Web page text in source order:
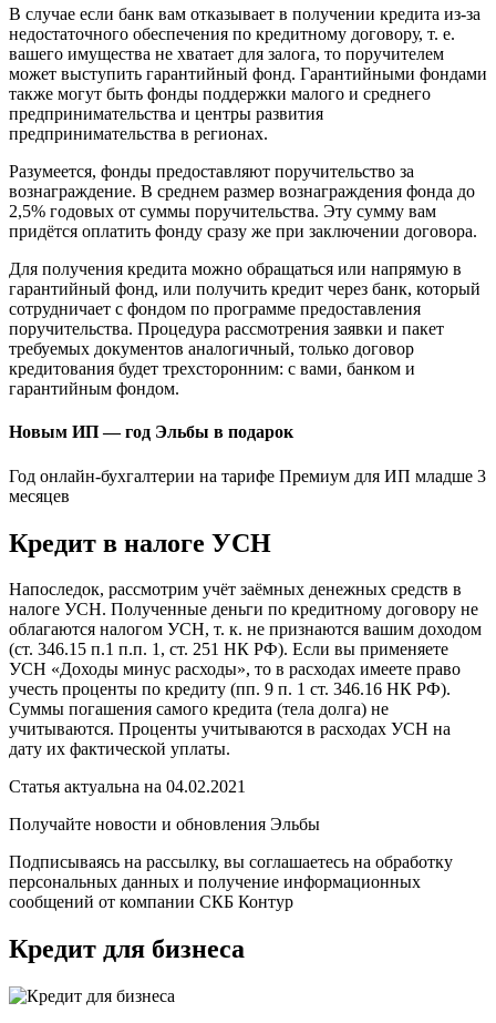
В случае если банк вам отказывает в получении кредита из-за
недостаточного обеспечения по кредитному договору, т. е.
вашего имущества не хватает для залога, то поручителем
может выступить гарантийный фонд. Гарантийными фондами
также могут быть фонды поддержки малого и среднего
предпринимательства и центры развития
предпринимательства в регионах.
Разумеется, фонды предоставляют поручительство за
вознаграждение. В среднем размер вознаграждения фонда до
2,5% годовых от суммы поручительства. Эту сумму вам
придётся оплатить фонду сразу же при заключении договора.
Для получения кредита можно обращаться или напрямую в
гарантийный фонд, или получить кредит через банк, который
сотрудничает с фондом по программе предоставления
поручительства. Процедура рассмотрения заявки и пакет
требуемых документов аналогичный, только договор
кредитования будет трехсторонним: с вами, банком и
гарантийным фондом.
Новым ИП — год Эльбы в подарок
Год онлайн-бухгалтерии на тарифе Премиум для ИП младше 3
месяцев
Кредит в налоге УСН
Напоследок, рассмотрим учёт заёмных денежных средств в
налоге УСН. Полученные деньги по кредитному договору не
облагаются налогом УСН, т. к. не признаются вашим доходом
(ст. 346.15 п.1 п.п. 1, ст. 251 НК РФ). Если вы применяете
УСН «Доходы минус расходы», то в расходах имеете право
учесть проценты по кредиту (пп. 9 п. 1 ст. 346.16 НК РФ).
Суммы погашения самого кредита (тела долга) не
учитываются. Проценты учитываются в расходах УСН на
дату их фактической уплаты.
Статья актуальна на 04.02.2021
Получайте новости и обновления Эльбы
Подписываясь на рассылку, вы соглашаетесь на обработку
персональных данных и получение информационных
сообщений от компании СКБ Контур
Кредит для бизнеса